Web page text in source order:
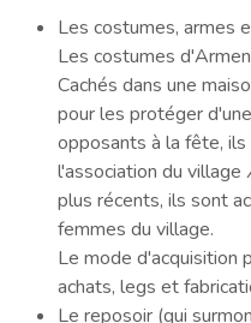
Les costumes, armes
Les costumes
Cachés dans une
pour les protéger
opposants à la fête,
l'association du village
plus récents, ils sont
femmes du village.
Le mode d'acquisition
achats, legs et
Le reposoir (qui